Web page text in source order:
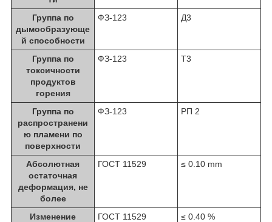
Группа по
дымообразующе
й способности
ФЗ-123 Д3
Группа по
токсичности
продуктов
горения
ФЗ-123 Т3
Группа по
распространени
ю пламени по
поверхности
ФЗ-123 РП 2
Абсолютная
остаточная
деформация, не
более
ГОСТ 11529 ≤ 0.10 mm
Изменение
ГОСТ 11529 ≤ 0.40 %